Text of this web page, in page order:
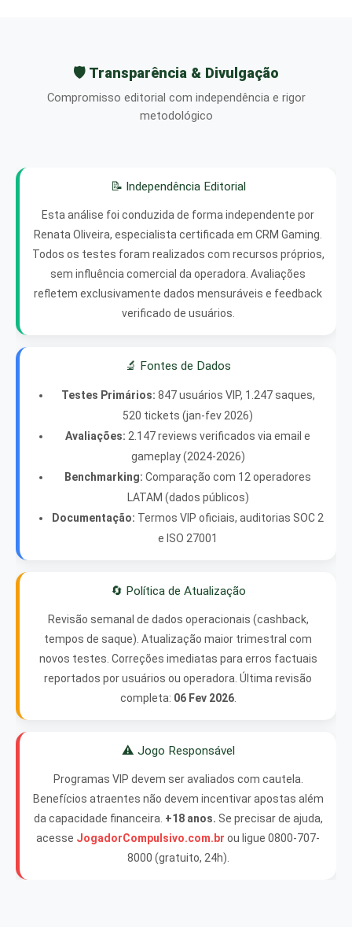
🛡️ Transparência & Divulgação
Compromisso editorial com independência e rigor
metodológico
📝 Independência Editorial
Esta análise foi conduzida de forma independente por
Renata Oliveira, especialista certificada em CRM Gaming.
Todos os testes foram realizados com recursos próprios,
sem influência comercial da operadora. Avaliações
refletem exclusivamente dados mensuráveis e feedback
verificado de usuários.
🔬 Fontes de Dados
Testes Primários: 847 usuários VIP, 1.247 saques,
520 tickets (jan-fev 2026)
Avaliações: 2.147 reviews verificados via email e
gameplay (2024-2026)
Benchmarking: Comparação com 12 operadores
LATAM (dados públicos)
Documentação: Termos VIP oficiais, auditorias SOC 2
e ISO 27001
🔄 Política de Atualização
Revisão semanal de dados operacionais (cashback,
tempos de saque). Atualização maior trimestral com
novos testes. Correções imediatas para erros factuais
reportados por usuários ou operadora. Última revisão
completa: 06 Fev 2026.
⚠️ Jogo Responsável
Programas VIP devem ser avaliados com cautela.
Benefícios atraentes não devem incentivar apostas além
da capacidade financeira. +18 anos. Se precisar de ajuda,
acesse JogadorCompulsivo.com.br ou ligue 0800-707-
8000 (gratuito, 24h).